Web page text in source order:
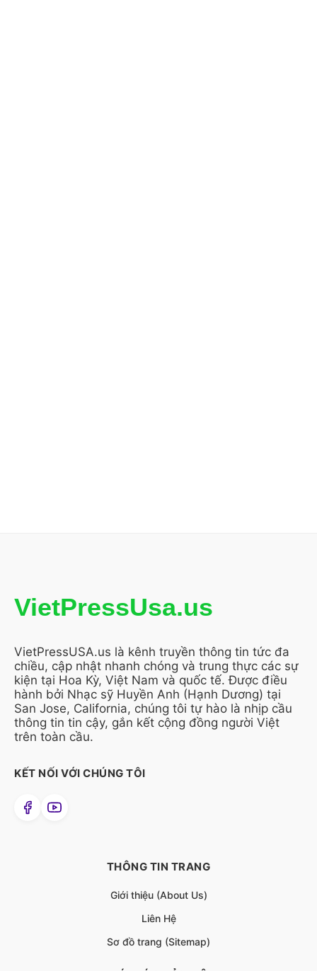
VietPressUsa.us
VietPressUSA.us là kênh truyền thông tin tức đa
chiều, cập nhật nhanh chóng và trung thực các sự
kiện tại Hoa Kỳ, Việt Nam và quốc tế. Được điều
hành bởi Nhạc sỹ Huyền Anh (Hạnh Dương) tại
San Jose, California, chúng tôi tự hào là nhịp cầu
thông tin tin cậy, gắn kết cộng đồng người Việt
trên toàn cầu.
KẾT NỐI VỚI CHÚNG TÔI
THÔNG TIN TRANG
Giới thiệu (About Us)
Liên Hệ
Sơ đồ trang (Sitemap)